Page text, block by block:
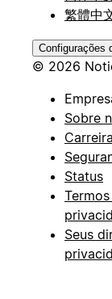
繁體中
Configurações
© 2026
Sobre
Status
Seus